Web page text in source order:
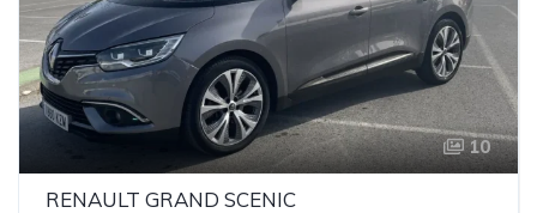
10
RENAULT GRAND SCENIC